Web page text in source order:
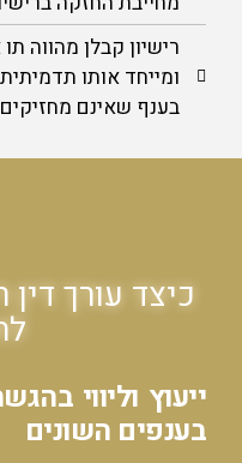
רישיון קבלן מהווה
ומייחד אותו
בענף שאינם מחזיקים
כיצד עורך
ייעוץ וליווי
בענפים השונים